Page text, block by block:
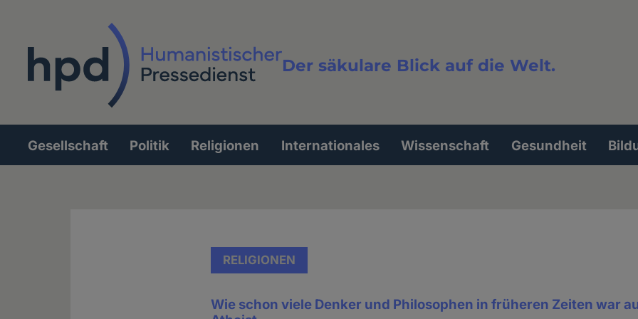
Der säkulare Blick auf die Welt.
Volltextsuche
Hauptnavigation
Gesellschaft Politik Religionen Internationales Wissenschaft Gesundheit
RELIGIONEN
Wie schon viele Denker und Philosophen in früheren Zeiten war